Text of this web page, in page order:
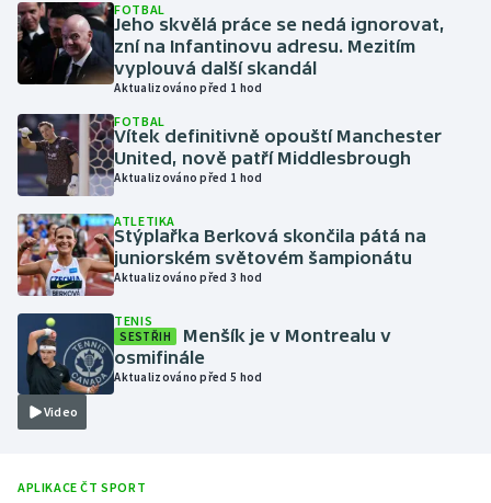
Gymnastika
Jezdectví
Judo
Krasobruslení
Lezení
Lyže a snowboard
Moderní pětiboj
FOTBAL
Jeho skvělá práce se nedá ignorovat,
zní na Infantinovu adresu. Mezitím
vyplouvá další skandál
Aktualizováno před 1 hod
FOTBAL
Vítek definitivně opouští Manchester
United, nově patří Middlesbrough
Aktualizováno před 1 hod
ATLETIKA
Stýplařka Berková skončila pátá na
juniorském světovém šampionátu
Aktualizováno před 3 hod
Video
TENIS
SESTŘIH
Menšík je v Montrealu v
osmifinále
Aktualizováno před 5 hod
APLIKACE ČT SPORT